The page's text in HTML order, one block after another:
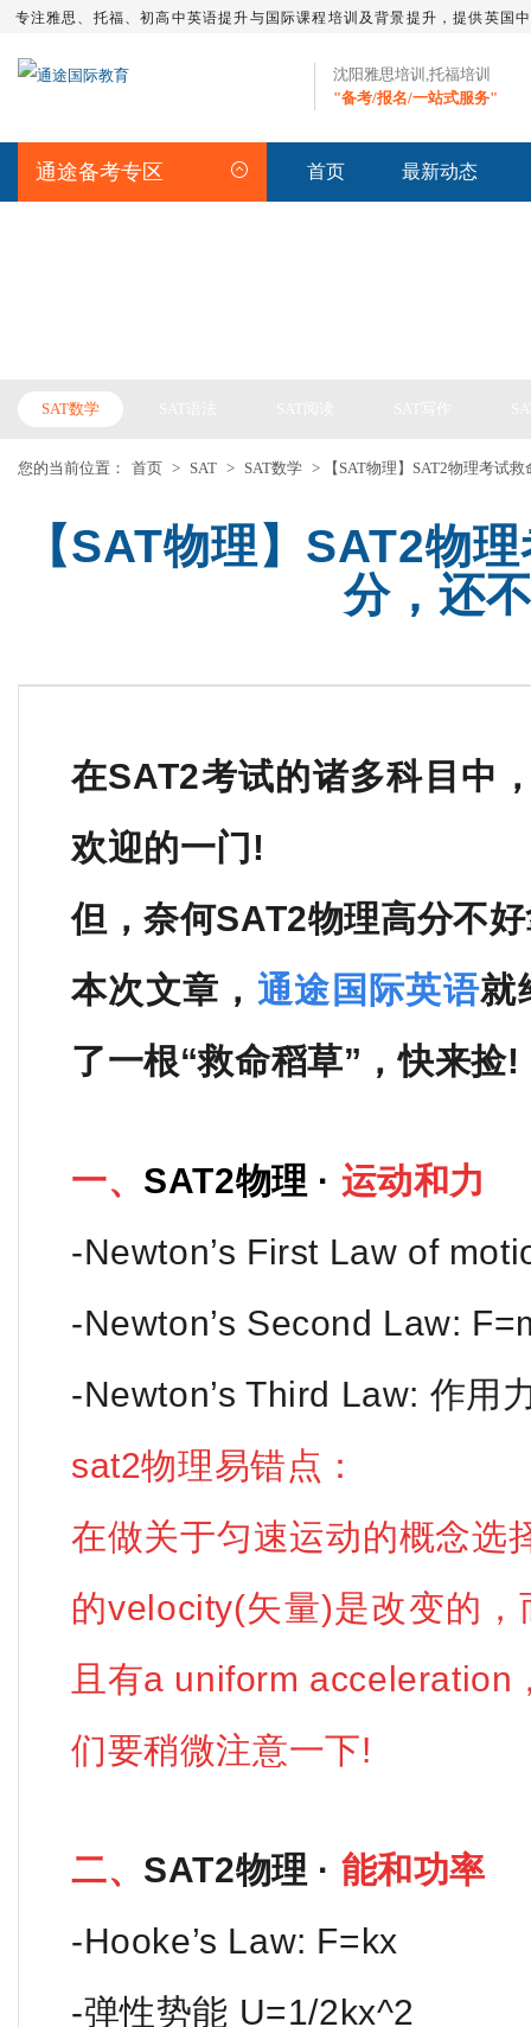
专注雅思、托福、初高中英语提升与国际课程培训及背景提升，提供英国
沈阳雅思培训,托福培训
"备考/报名/一站式服务"
通途备考专区 首页 最新动态
SAT数学
您的当前位置： 首页 > SAT > SAT数学 > 【SAT物理】SAT2物理考试
【SAT物理】SAT2物
分，还
在SAT2考试的诸多科目中
欢迎的一门!
但，奈何SAT2物理高分不
本次文章， 通途国际英语就
了一根“救命稻草”，快来捡!
一、 SAT2物理 · 运动和力
-Newton’s First Law of
-Newton’s Second Law:
-Newton’s Third Law: 作用
sat2物理易错点：
在做关于匀速运动的概念选
的velocity(矢量)是改变的
且有a uniform acceleration
们要稍微注意一下!
二、 SAT2物理 · 能和功率
-Hooke’s Law: F=kx
-弹性势能 U=1/2kx^2